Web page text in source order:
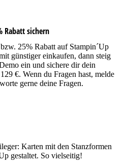
Rabatt sichern
25% Rabatt auf Stampin´Up
günstiger einkaufen, dann steig
ein und sichere dir dein
€. Wenn du Fragen hast, melde
gerne deine Fragen.
Karten mit den Stanzformen
gestaltet. So vielseitig!